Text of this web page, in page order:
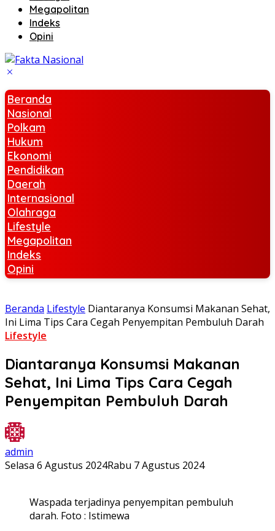
Megapolitan
Indeks
Opini
Beranda
Nasional
Polkam
Hukum
Ekonomi
Pendidikan
Daerah
Internasional
Olahraga
Lifestyle
Megapolitan
Indeks
Opini
Beranda Lifestyle Diantaranya Konsumsi Makanan Sehat,
Ini Lima Tips Cara Cegah Penyempitan Pembuluh Darah
Lifestyle
Diantaranya Konsumsi Makanan
Sehat, Ini Lima Tips Cara Cegah
Penyempitan Pembuluh Darah
admin
Selasa 6 Agustus 2024Rabu 7 Agustus 2024
Waspada terjadinya penyempitan pembuluh
darah. Foto : Istimewa